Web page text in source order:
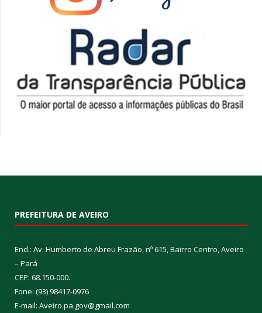
PREFEITURA DE AVEIRO
End.: Av. Humberto de Abreu Frazão, nº 615, Bairro Centro, Aveiro
– Pará
CEP: 68.150-000.
Fone: (93) 98417-0976
E-mail: Aveiro.pa.gov@gmail.com